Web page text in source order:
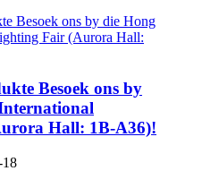
Besoek ons ​​by
Hall: 1B-A36)!
18